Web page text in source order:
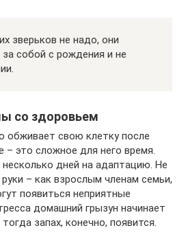
зверьков не надо, они
собой с рождения и не
со здоровьем
обживает свою клетку после
– это сложное для него время.
дней на адаптацию. Не
– как взрослым членам семьи,
появиться неприятные
домашний грызун начинает
запах, конечно, появится.